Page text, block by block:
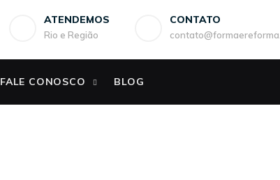
ATENDEMOS
Rio e Região
CONTATO
FALE CONOSCO BLOG